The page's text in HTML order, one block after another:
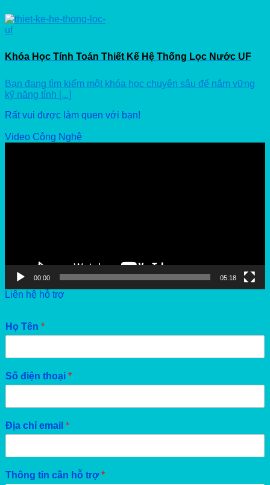
Khóa Học Tính Toán Thiết Kế Hệ Thống Lọc Nước UF
Bạn đang tìm kiếm một khóa học chuyên sâu để nắm vững
kỹ năng tính [...]
Rất vui được làm quen với bạn!
Video Công Nghệ
00:00 05:18
Liên hệ hỗ trợ
Họ Tên *
Số điện thoại *
Địa chỉ email *
Thông tin cần hỗ trợ*